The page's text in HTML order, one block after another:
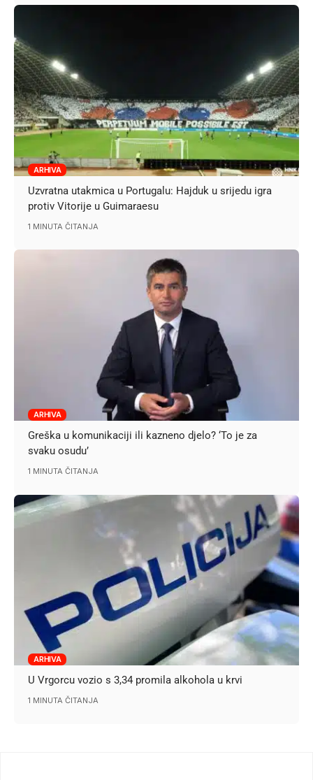
ARHIVA
Uzvratna utakmica u Portugalu: Hajduk u srijedu igra
protiv Vitorije u Guimaraesu
1 MINUTA ČITANJA
ARHIVA
Greška u komunikaciji ili kazneno djelo? ‘To je za
svaku osudu’
1 MINUTA ČITANJA
ARHIVA
U Vrgorcu vozio s 3,34 promila alkohola u krvi
1 MINUTA ČITANJA